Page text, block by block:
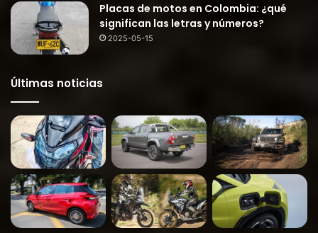
Placas de motos en Colombia: ¿qué
significan las letras y números?
2025-05-15
Últimas noticias